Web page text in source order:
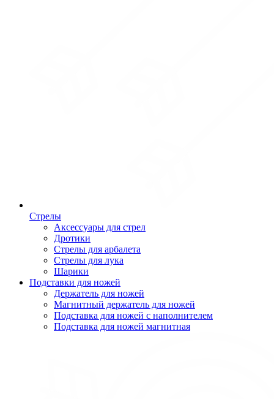
Стрелы
Аксессуары для стрел
Дротики
Стрелы для арбалета
Стрелы для лука
Шарики
Подставки для ножей
Держатель для ножей
Магнитный держатель для ножей
Подставка для ножей с наполнителем
Подставка для ножей магнитная